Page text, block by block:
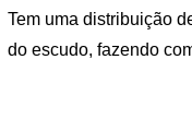
Tem uma distribuição
do escudo, fazendo